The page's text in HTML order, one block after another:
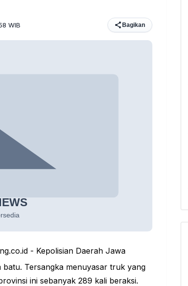
WIB Bagikan
- Kepolisian Daerah Jawa
Tersangka menuyasar truk yang
ini sebanyak 289 kali beraksi.